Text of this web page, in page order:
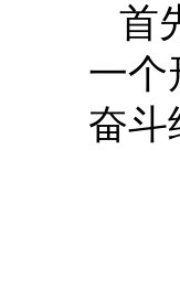
首
一个
奋斗